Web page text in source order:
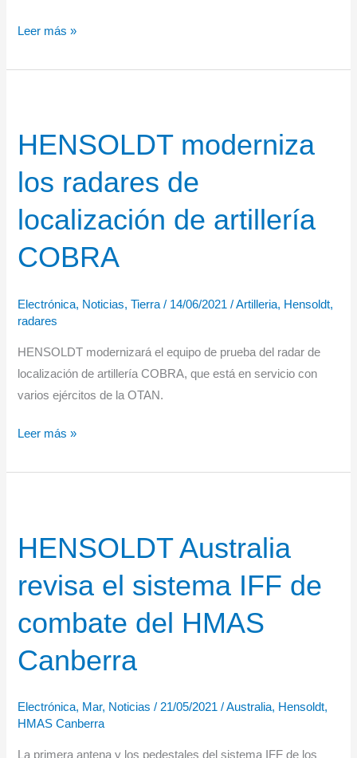
HENSOLDT
un
el
de
«PEGASUS»
de
la
Leer más »
HENSOLDT moderniza
los radares de
localización de artillería
COBRA
Electrónica, Noticias,Tierra / 14/06/2021/Artilleria, Hensoldt,
radares
HENSOLDT modernizará el equipo de prueba del radar de
localización de artillería COBRA, que está en servicio con
varios ejércitos de la OTAN.
HENSOLDT
los
localización
de
artillería
Leer más »
HENSOLDT Australia
revisa el sistema IFF de
combate del HMAS
Canberra
Electrónica, Mar, Noticias /21/05/2021/Australia, Hensoldt,
HMAS Canberra
La primera antena y los pedestales del sistema IFF de los